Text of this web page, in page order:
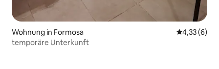
Wohnung in Formosa
4,33 (6)
temporäre Unterkunft